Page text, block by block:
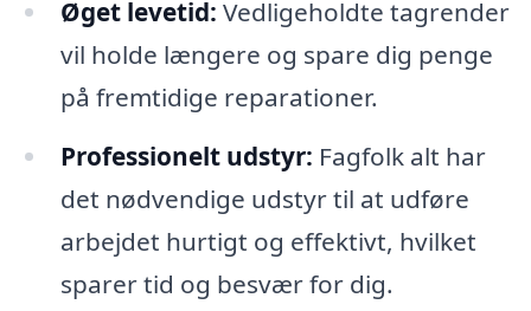
Øget levetid: Vedligeholdte tagrender
vil holde længere og spare dig penge
på fremtidige reparationer.
Professionelt udstyr: Fagfolk alt har
det nødvendige udstyr til at udføre
arbejdet hurtigt og effektivt, hvilket
sparer tid og besvær for dig.